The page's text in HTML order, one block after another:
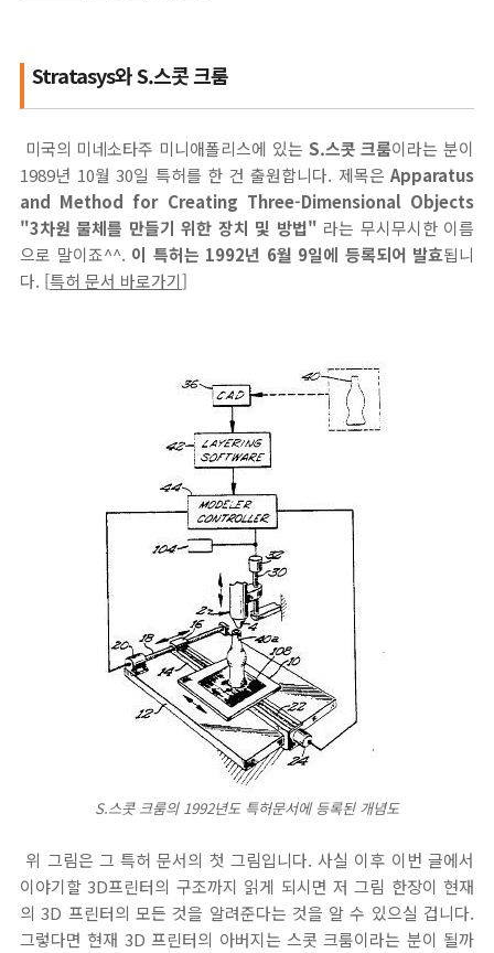
Stratasys와 S.스콧 크룸
미국의 미네소타주 미니애폴리스에 있는 S.스콧 크룸이라는 분이
1989년 10월 30일 특허를 한 건 출원합니다. 제목은 Apparatus
and Method for Creating Three-Dimensional Objects
"3차원 물체를 만들기 위한 장치 및 방법" 라는 무시무시한 이름
으로 말이죠^^. 이 특허는 1992년 6월 9일에 등록되어 발효됩니
다. [특허 문서 바로가기]
S.스콧 크룸의 1992년도 특허문서에 등록된 개념도
위 그림은 그 특허 문서의 첫 그림입니다. 사실 이후 이번 글에서
이야기할 3D프린터의 구조까지 읽게 되시면 저 그림 한장이 현재
의 3D 프린터의 모든 것을 알려준다는 것을 알 수 있으실 겁니다.
그렇다면 현재 3D 프린터의 아버지는 스콧 크룸이라는 분이 될까